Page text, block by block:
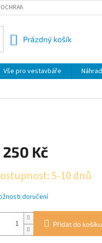
OSOBNÍCH ÚDAJŮ
NÁKUPNÍ
Prázdný košík
Vše pro vestavbáře
250 Kč
5-10 dnů
doručení
Přidat do košíku